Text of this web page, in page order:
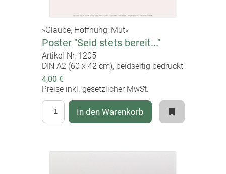
»Glaube, Hoffnung, Mut«
Poster "Seid stets bereit..."
Artikel-Nr. 1205
DIN A2 (60 x 42 cm), beidseitig bedruckt
4,00 €
Preise inkl. gesetzlicher MwSt.
In den Warenkorb